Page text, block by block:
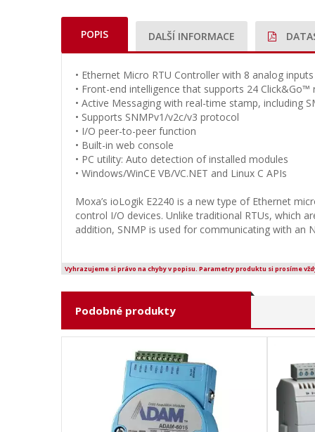
POPIS DALŠÍ INFORMACE
• Ethernet Micro RTU Controller with 8 analog
• Front-end intelligence that supports 24 Click&Go™
• Active Messaging with real-time stamp, including
• Supports SNMPv1/v2c/v3 protocol
• I/O peer-to-peer function
• Built-in web console
• PC utility: Auto detection of installed modules
• Windows/WinCE VB/VC.NET and Linux C APIs
Moxa’s ioLogik E2240 is a new type of Ethernet
control I/O devices. Unlike traditional RTUs, which
addition, SNMP is used for communicating with an
Vyhrazujeme si právo na chyby v popisu. Parametry produktu si prosíme
Podobné produkty